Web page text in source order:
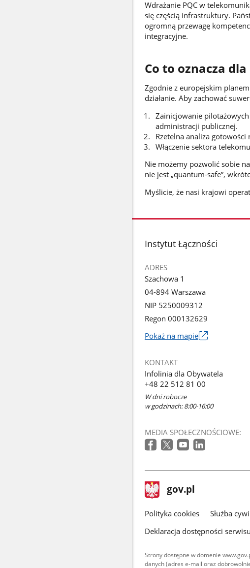
Wdrażanie PQC w
się częścią infrastruktury.
ogromną przewagę
integracyjne.
Co to oznacza dla
Zgodnie z europejskim
działanie. Aby zachować
Zainicjowanie
administracji publicznej.
Rzetelna analiza
Włączenie sektora
Nie możemy pozwolić sobie
nie jest „quantum-safe”,
Myślicie, że nasi krajowi
stopka
Instytut Łączności
ADRES
Szachowa 1
04-894 Warszawa
NIP 5250009312
Regon 000132629
Pokaż na mapie
się
w
nowym
oknie
KONTAKT
Infolinia dla Obywatela
+48 22 512 81 00
W dni robocze
w godzinach: 8:00-16:00
MEDIA SPOŁECZNOŚCIOWE:
stopka
gov.pl Strona
gov.pl
gov.pl
Polityka cookies Służba
Deklaracja dostępności
Strony dostępne w domenie
danych (adres e-mail oraz